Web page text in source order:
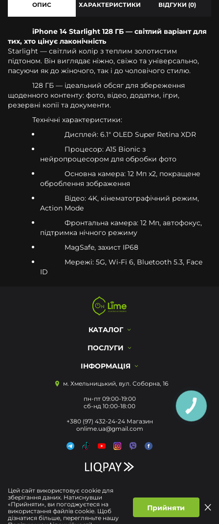
ОПИС ХАРАКТЕРИСТИКИ ВІДГУКИ (0)
iPhone 14 Starlight 128 ГБ — світлий варіант для
тих, хто цінує лаконічність
Starlight — світлий колір з теплим золотистим
підтоном. Він виглядає ніжно, свіжо та універсально,
пасуючи як до жіночого, так і до чоловічого стилю.
128 ГБ — ідеальний обсяг для збереження
щоденного контенту: фото, відео, додатки, ігри,
резервні копії та документи.
Технічні характеристики:
Дисплей: 6.1" OLED Super Retina XDR
Процесор: A15 Bionic з
нейропроцесором для обробки фото
Основна камера: 12 Мп x2, покращене
оброблення зображення
Відео: 4K, кінематографічний режим,
Action Mode
Фронтальна камера: 12 Мп, автофокус,
підтримка нічного режиму
MagSafe, захист IP68
Мережі: 5G, Wi-Fi 6, Bluetooth 5.3, Face
ID
КАТАЛОГ
ПОСЛУГИ
ІНФОРМАЦІЯ
м. Хмельницький, вул. Соборна, 16
пн-пт 09:00-19:00
сб-нд 10:00-18:00
+380 (97) 432-24-24 Магазин
onlime.ua@gmail.com
Цей сайт використовує cookie для
зберігання даних. Натиснувши
«Прийняти», ви погоджуєтеся на
використання файлів cookie. Щоб
дізнатися більше, перегляньте нашу
Прийняти
КНОПКА
ЗВ'ЯЗКУ